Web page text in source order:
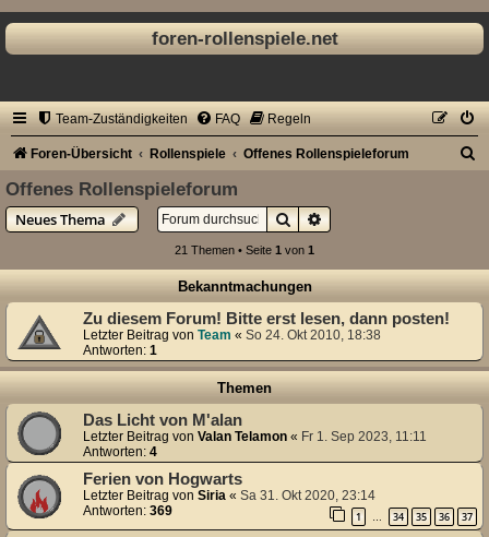
foren-rollenspiele.net
Team-Zuständigkeiten FAQ Regeln
Foren-Übersicht Rollenspiele Offenes Rollenspieleforum
e
Offenes Rollenspieleforum
Neues Thema
SucheErweiterte Suche
21 Themen • Seite 1 von 1
Bekanntmachungen
Zu diesem Forum! Bitte erst lesen, dann posten!
Letzter Beitrag von Team « So 24. Okt 2010, 18:38
Antworten: 1
Themen
Das Licht von M'alan
Letzter Beitrag von Valan Telamon « Fr 1. Sep 2023, 11:11
Antworten: 4
Ferien von Hogwarts
Letzter Beitrag von Siria « Sa 31. Okt 2020, 23:14
Antworten: 369 1 … 34 35 36 37